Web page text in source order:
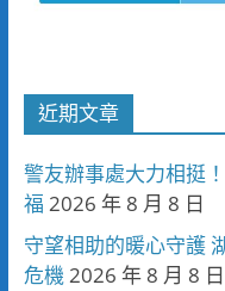
近期文章
警友辦事處大力相挺
福 2026 年 8 月 8 日
守望相助的暖心守護
危機2026 年 8 月 8 日